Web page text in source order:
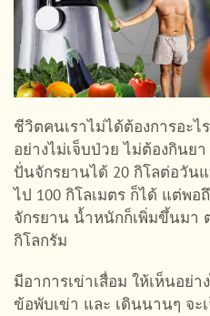
ชีวิตคนเราไม่ได้ต้องการอะ
อย่างไม่เจ็บป่วย ไม่ต้องกินย
ปั่นจักรยานได้ 20 กิโลต่อวัน
ไป 100 กิโลเมตร ก็ได้ แต่พ
จักรยาน น้ำหนักก็เพิ่มขึ้นมา
กิโลกรัม
มีอาการเข่าเสื่อม ให้เห็นอย่
ข้อพับเข่า และ เดินนานๆ จะ